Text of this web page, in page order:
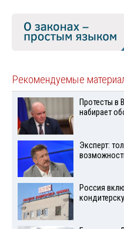
Рекомендуемые
Протесты в
набирает
Эксперт:
Россия